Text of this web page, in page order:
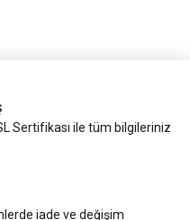
Sertifikası ile tüm bilgileriniz
iade ve değişim